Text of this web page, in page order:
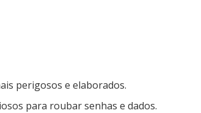
perigosos e elaborados.
para roubar senhas e dados.